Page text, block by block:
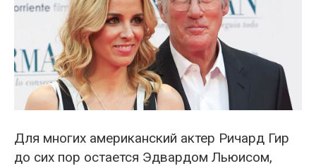
Для многих американский актер Ричард Гир
до сих пор остается Эдвардом Льюисом,